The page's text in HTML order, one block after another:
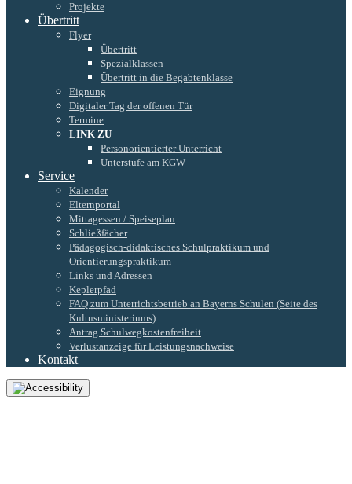
Projekte
Übertritt
Flyer
Übertritt
Spezialklassen
Übertritt in die Begabtenklasse
Eignung
Digitaler Tag der offenen Tür
Termine
LINK ZU
Personorientierter Unterricht
Unterstufe am KGW
Service
Kalender
Elternportal
Mittagessen / Speiseplan
Schließfächer
Pädagogisch-didaktisches Schulpraktikum und
Orientierungspraktikum
Links und Adressen
Keplerpfad
FAQ zum Unterrichtsbetrieb an Bayerns Schulen (Seite des
Kultusministeriums)
Antrag Schulwegkostenfreiheit
Verlustanzeige für Leistungsnachweise
Kontakt